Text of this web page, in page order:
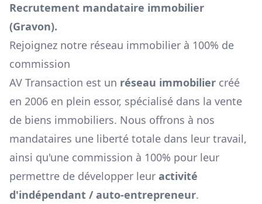
Recrutement mandataire immobilier
(Gravon).
Rejoignez notre réseau immobilier à 100% de
commission
AV Transaction est un réseau immobilier créé
en 2006 en plein essor, spécialisé dans la vente
de biens immobiliers. Nous offrons à nos
mandataires une liberté totale dans leur travail,
ainsi qu'une commission à 100% pour leur
permettre de développer leur activité
d'indépendant / auto-entrepreneur.